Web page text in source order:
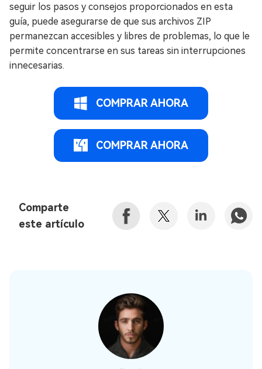
seguir los pasos y consejos proporcionados en esta
guía, puede asegurarse de que sus archivos ZIP
permanezcan accesibles y libres de problemas, lo que le
permite concentrarse en sus tareas sin interrupciones
innecesarias.
COMPRAR AHORA
COMPRAR AHORA
Comparte
este artículo